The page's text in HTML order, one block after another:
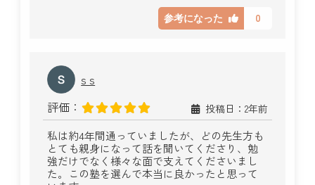
参考になった 0
s s
評価：
投稿日：2年前
私は約4年間通っていましたが、どの先生方も
とても親身になって話を聞いてくださり、勉
強だけでなく様々な面で支えてくださいまし
た。この塾を選んで本当に良かったと思って